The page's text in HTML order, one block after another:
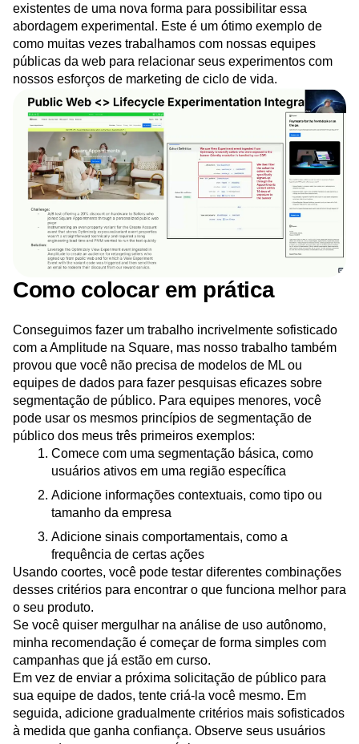
existentes de uma nova forma para possibilitar essa
abordagem experimental. Este é um ótimo exemplo de
como muitas vezes trabalhamos com nossas equipes
públicas da web para relacionar seus experimentos com
nossos esforços de marketing de ciclo de vida.
Como colocar em prática
Conseguimos fazer um trabalho incrivelmente sofisticado
com a Amplitude na Square, mas nosso trabalho também
provou que você não precisa de modelos de ML ou
equipes de dados para fazer pesquisas eficazes sobre
segmentação de público. Para equipes menores, você
pode usar os mesmos princípios de segmentação de
público dos meus três primeiros exemplos:
Comece com uma segmentação básica, como
usuários ativos em uma região específica
Adicione informações contextuais, como tipo ou
tamanho da empresa
Adicione sinais comportamentais, como a
frequência de certas ações
Usando coortes, você pode testar diferentes combinações
desses critérios para encontrar o que funciona melhor para
o seu produto.
Se você quiser mergulhar na análise de uso autônomo,
minha recomendação é começar de forma simples com
campanhas que já estão em curso.
Em vez de enviar a próxima solicitação de público para
sua equipe de dados, tente criá-la você mesmo. Em
seguida, adicione gradualmente critérios mais sofisticados
à medida que ganha confiança. Observe seus usuários